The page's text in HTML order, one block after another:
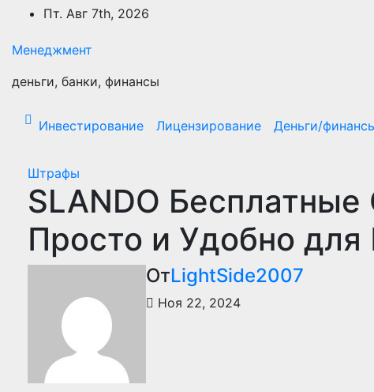
Перейти
содержимому
Пт. Авг 7th, 2026
Менеджмент
деньги, банки, финансы
Инвестирование Лицензирование Деньги/
Штрафы
SLANDO
Просто и Удобно для
ОтLightSide2007
Ноя 22, 2024